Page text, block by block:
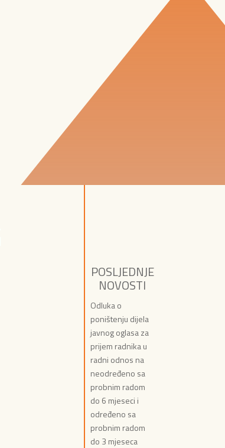
POSLJEDNJE
NOVOSTI
Odluka o
poništenju dijela
javnog oglasa za
prijem radnika u
radni odnos na
neodređeno sa
probnim radom
do 6 mjeseci i
određeno sa
probnim radom
do 3 mjeseca